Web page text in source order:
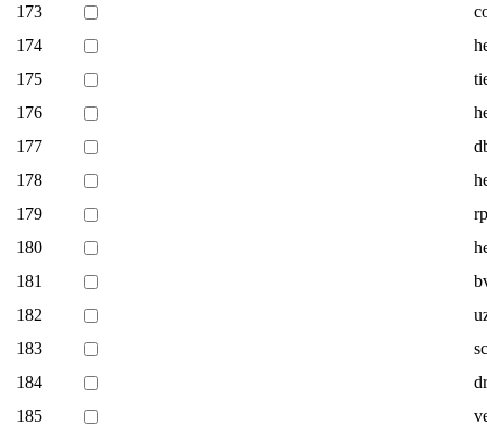
173
174
175
176
177
178
179
180
181
182
183
184
185